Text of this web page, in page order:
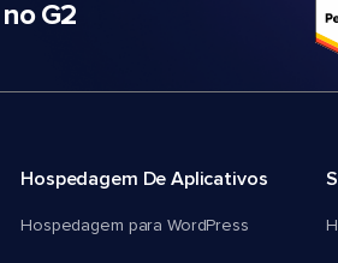
G2
Hospedagem De Aplicativos
Hospedagem para WordPress